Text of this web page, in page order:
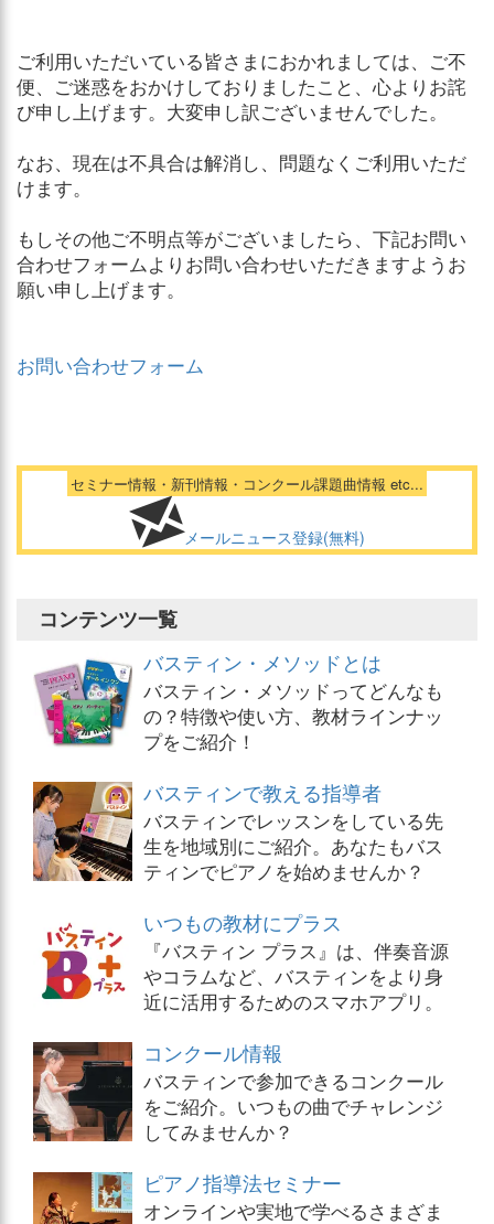
ご利用いただいている皆さまにおかれましては、ご不
便、ご迷惑をおかけしておりましたこと、心よりお詫
び申し上げます。大変申し訳ございませんでした。
なお、現在は不具合は解消し、問題なくご利用いただ
けます。
もしその他ご不明点等がございましたら、下記お問い
合わせフォームよりお問い合わせいただきますようお
願い申し上げます。
お問い合わせフォーム
セミナー情報・新刊情報・コンクール課題曲情報 etc...
メールニュース登録(無料)
コンテンツ一覧
バスティン・メソッドとは
バスティン・メソッドってどんなも
の？特徴や使い方、教材ラインナッ
プをご紹介！
バスティンで教える指導者
バスティンでレッスンをしている先
生を地域別にご紹介。あなたもバス
ティンでピアノを始めませんか？
いつもの教材にプラス
『バスティン プラス』は、伴奏音源
やコラムなど、バスティンをより身
近に活用するためのスマホアプリ。
コンクール情報
バスティンで参加できるコンクール
をご紹介。いつもの曲でチャレンジ
してみませんか？
ピアノ指導法セミナー
オンラインや実地で学べるさまざま